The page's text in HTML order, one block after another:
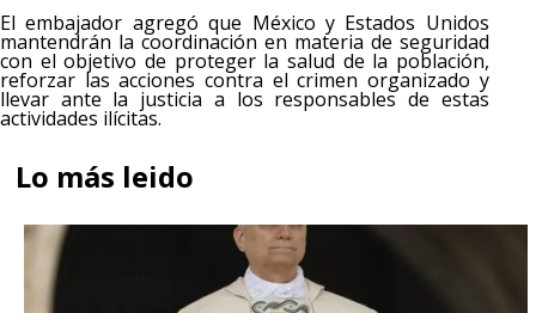
El embajador agregó que México y Estados Unidos
mantendrán la coordinación en materia de seguridad
con el objetivo de proteger la salud de la población,
reforzar las acciones contra el crimen organizado y
llevar ante la justicia a los responsables de estas
actividades ilícitas.
Lo más leido